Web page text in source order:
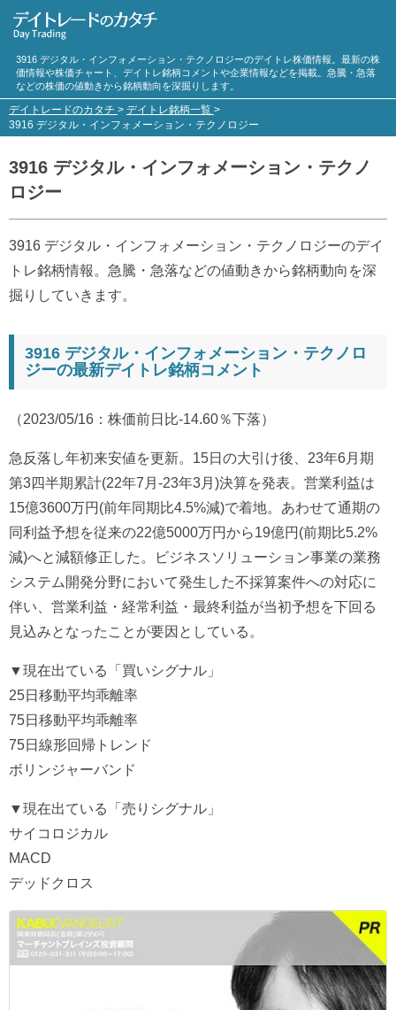
3916 デジタル・インフォメーション・テクノロジーのデイトレ株価情報。最新の株
価情報や株価チャート、デイトレ銘柄コメントや企業情報などを掲載。急騰・急落
などの株価の値動きから銘柄動向を深掘りします。
デイトレードのカタチ > デイトレ銘柄一覧 >
3916 デジタル・インフォメーション・テクノロジー
3916 デジタル・インフォメーション・テクノ
ロジー
3916 デジタル・インフォメーション・テクノロジーのデイ
トレ銘柄情報。急騰・急落などの値動きから銘柄動向を深
掘りしていきます。
3916 デジタル・インフォメーション・テクノロ
ジーの最新デイトレ銘柄コメント
（2023/05/16：株価前日比-14.60％下落）
急反落し年初来安値を更新。15日の大引け後、23年6月期
第3四半期累計(22年7月-23年3月)決算を発表。営業利益は
15億3600万円(前年同期比4.5%減)で着地。あわせて通期の
同利益予想を従来の22億5000万円から19億円(前期比5.2%
減)へと減額修正した。ビジネスソリューション事業の業務
システム開発分野において発生した不採算案件への対応に
伴い、営業利益・経常利益・最終利益が当初予想を下回る
見込みとなったことが要因としている。
▼現在出ている「買いシグナル」
25日移動平均乖離率
75日移動平均乖離率
75日線形回帰トレンド
ボリンジャーバンド
▼現在出ている「売りシグナル」
サイコロジカル
MACD
デッドクロス